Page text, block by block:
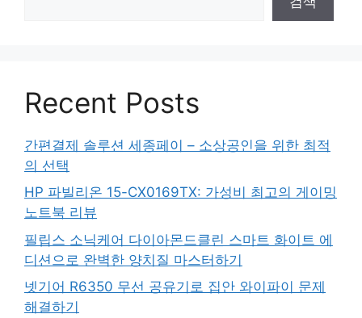
Recent Posts
간편결제 솔루션 세종페이 – 소상공인을 위한 최적
의 선택
HP 파빌리온 15-CX0169TX: 가성비 최고의 게이밍
노트북 리뷰
필립스 소닉케어 다이아몬드클린 스마트 화이트 에
디션으로 완벽한 양치질 마스터하기
넷기어 R6350 무선 공유기로 집안 와이파이 문제
해결하기